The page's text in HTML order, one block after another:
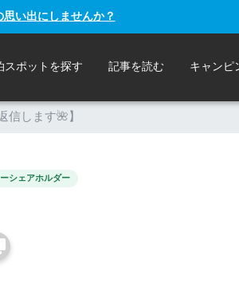
い出にしませんか？
スポットを探す 記事を読む キャンピ
信します🌺】
シェアホルダー